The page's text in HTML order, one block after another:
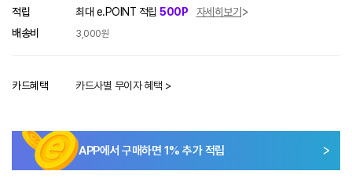
적립 최대 e.POINT 적립 500P
자세히보기
배송비
3,000원
카드혜택 카드사별 무이자 혜택 >
APP에서 구매하면 1% 추가 적립